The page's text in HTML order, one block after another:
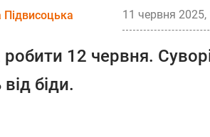
Підвисоцька 11 червня 2025,
12 червня. Суворі
біди.